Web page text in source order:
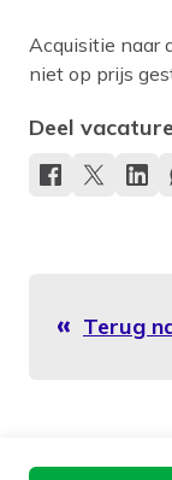
Acquisitie naar
niet op prijs
Deel
Terug